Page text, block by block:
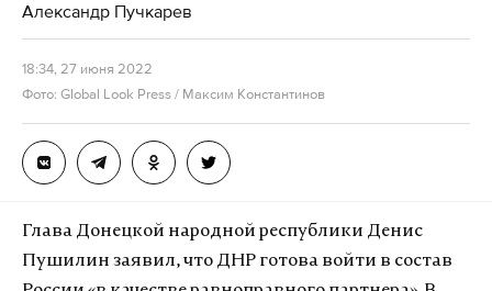
Александр Пучкарев
18:34, 27 июня 2022
Фото: Global Look Press / Максим Константинов
Глава Донецкой народной республики Денис
Пушилин заявил, что ДНР готова войти в состав